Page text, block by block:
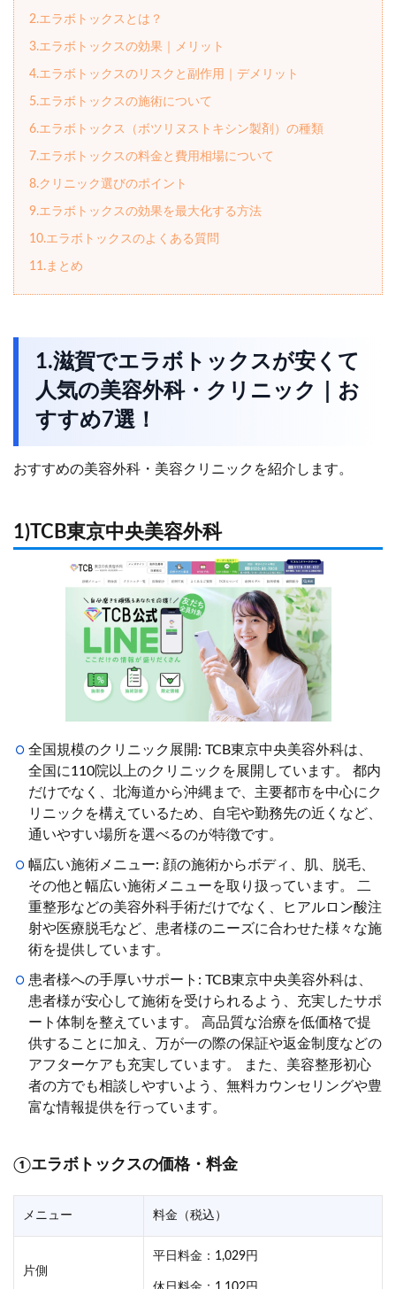
2.エラボトックスとは？
3.エラボトックスの効果｜メリット
4.エラボトックスのリスクと副作用｜デメリット
5.エラボトックスの施術について
6.エラボトックス（ボツリヌストキシン製剤）の種類
7.エラボトックスの料金と費用相場について
8.クリニック選びのポイント
9.エラボトックスの効果を最大化する方法
10.エラボトックスのよくある質問
11.まとめ
1.滋賀でエラボトックスが安くて
人気の美容外科・クリニック｜お
すすめ7選！
おすすめの美容外科・美容クリニックを紹介します。
1)TCB東京中央美容外科
全国規模のクリニック展開: TCB東京中央美容外科は、
全国に110院以上のクリニックを展開しています。 都内
だけでなく、北海道から沖縄まで、主要都市を中心にク
リニックを構えているため、自宅や勤務先の近くなど、
通いやすい場所を選べるのが特徴です。
幅広い施術メニュー: 顔の施術からボディ、肌、脱毛、
その他と幅広い施術メニューを取り扱っています。 二
重整形などの美容外科手術だけでなく、ヒアルロン酸注
射や医療脱毛など、患者様のニーズに合わせた様々な施
術を提供しています。
患者様への手厚いサポート: TCB東京中央美容外科は、
患者様が安心して施術を受けられるよう、充実したサポ
ート体制を整えています。 高品質な治療を低価格で提
供することに加え、万が一の際の保証や返金制度などの
アフターケアも充実しています。 また、美容整形初心
者の方でも相談しやすいよう、無料カウンセリングや豊
富な情報提供を行っています。
①エラボトックスの価格・料金
メニュー 料金（税込）
片側
平日料金：1,029円